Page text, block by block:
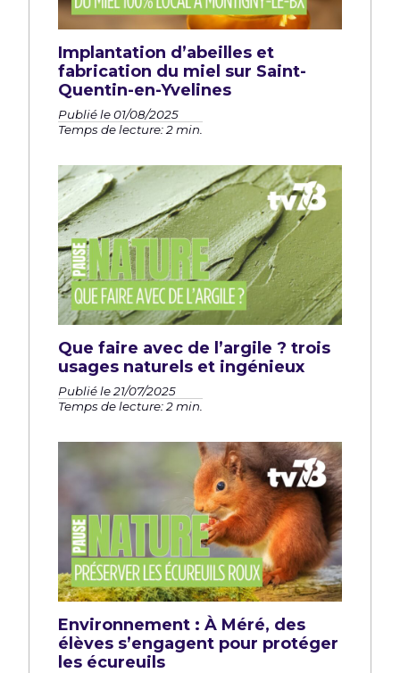
Implantation d’abeilles et
fabrication du miel sur Saint-
Quentin-en-Yvelines
Publié le 01/08/2025
Temps de lecture: 2 min.
Que faire avec de l’argile ? trois
usages naturels et ingénieux
Publié le 21/07/2025
Temps de lecture: 2 min.
Environnement : À Méré, des
élèves s’engagent pour protéger
les écureuils